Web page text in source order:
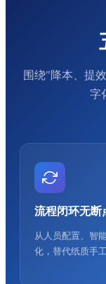
围绕"降本、提
字
流程闭环无断
从人员配置、智
化，替代纸质手工